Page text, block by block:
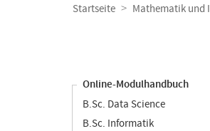
Navigation
Startseite Mathematik und
Online-Modulhandbuch
B.Sc. Data Science
B.Sc. Informatik